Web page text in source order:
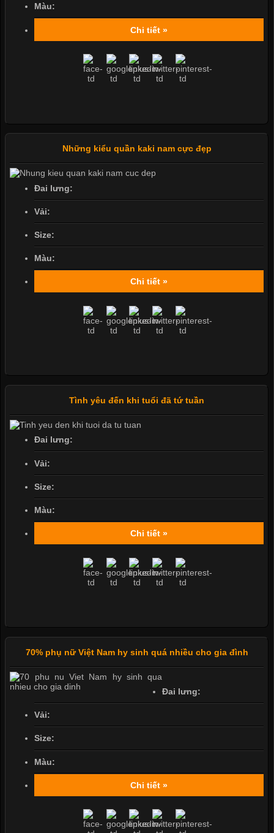
Màu:
Chi tiết »
Những kiểu quần kaki nam cực đẹp
Đai lưng:
Vải:
Size:
Màu:
Chi tiết »
Tình yêu đến khi tuổi đã tứ tuần
Đai lưng:
Vải:
Size:
Màu:
Chi tiết »
70% phụ nữ Việt Nam hy sinh quá nhiều cho gia đình
Đai lưng:
Vải:
Size:
Màu:
Chi tiết »